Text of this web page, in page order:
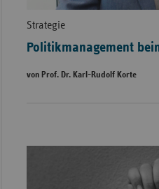
Strategie
Politikmanagement
von Prof. Dr. Karl-Rudolf Korte